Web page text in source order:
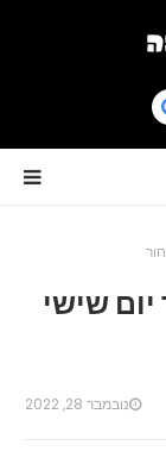
שישי
נובמבר 28, 2022